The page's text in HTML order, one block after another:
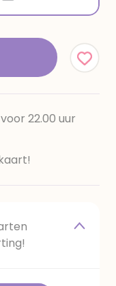
22.00 uur